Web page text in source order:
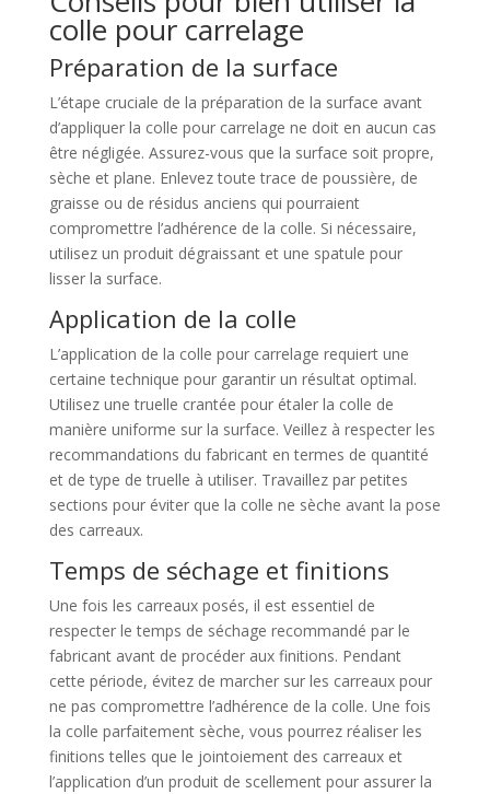
colle pour carrelage
Préparation de la surface
L’étape cruciale de la préparation de la surface avant
d’appliquer la colle pour carrelage ne doit en aucun cas
être négligée. Assurez-vous que la surface soit propre,
sèche et plane. Enlevez toute trace de poussière, de
graisse ou de résidus anciens qui pourraient
compromettre l’adhérence de la colle. Si nécessaire,
utilisez un produit dégraissant et une spatule pour
lisser la surface.
Application de la colle
L’application de la colle pour carrelage requiert une
certaine technique pour garantir un résultat optimal.
Utilisez une truelle crantée pour étaler la colle de
manière uniforme sur la surface. Veillez à respecter les
recommandations du fabricant en termes de quantité
et de type de truelle à utiliser. Travaillez par petites
sections pour éviter que la colle ne sèche avant la pose
des carreaux.
Temps de séchage et finitions
Une fois les carreaux posés, il est essentiel de
respecter le temps de séchage recommandé par le
fabricant avant de procéder aux finitions. Pendant
cette période, évitez de marcher sur les carreaux pour
ne pas compromettre l’adhérence de la colle. Une fois
la colle parfaitement sèche, vous pourrez réaliser les
finitions telles que le jointoiement des carreaux et
l’application d’un produit de scellement pour assurer la